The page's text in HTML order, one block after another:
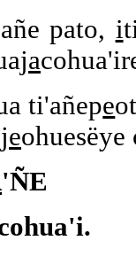
pato, i
a
ti'añepe
eohuesëye
'ÑE